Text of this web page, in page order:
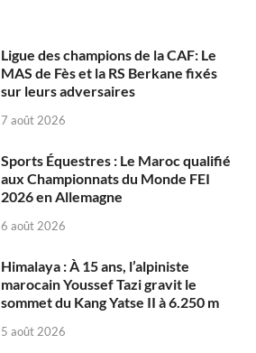
Ligue des champions de la CAF: Le
MAS de Fès et la RS Berkane fixés
sur leurs adversaires
7 août 2026
Sports Équestres : Le Maroc qualifié
aux Championnats du Monde FEI
2026 en Allemagne
6 août 2026
Himalaya : À 15 ans, l’alpiniste
marocain Youssef Tazi gravit le
sommet du Kang Yatse II à 6.250 m
5 août 2026